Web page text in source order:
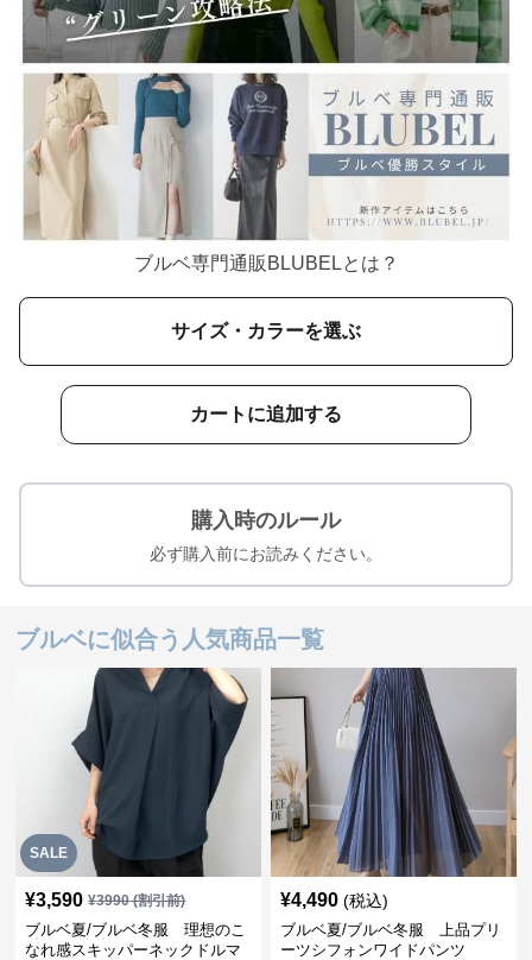
ブルベ専門通販BLUBELとは？
サイズ・カラーを選ぶ
カートに追加する
購入時のルール
必ず購入前にお読みください。
ブルベに似合う人気商品一覧
SALE
¥3,590 ¥3990(割引前)
ブルベ夏/ブルベ冬服 理想のこ
なれ感スキッパーネックドルマ
¥4,490 (税込)
ブルベ夏/ブルベ冬服 上品プリ
ーツシフォンワイドパンツ